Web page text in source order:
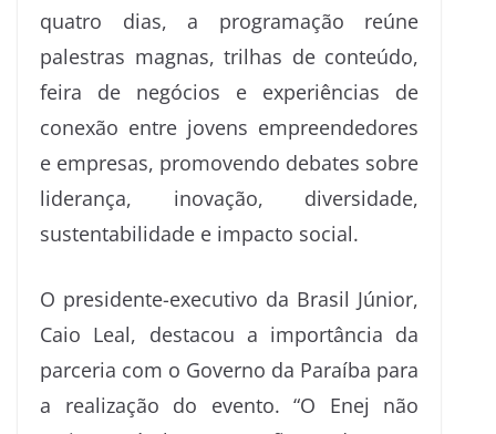
quatro dias, a programação reúne
palestras magnas, trilhas de conteúdo,
feira de negócios e experiências de
conexão entre jovens empreendedores
e empresas, promovendo debates sobre
liderança, inovação, diversidade,
sustentabilidade e impacto social.
O presidente-executivo da Brasil Júnior,
Caio Leal, destacou a importância da
parceria com o Governo da Paraíba para
a realização do evento. “O Enej não